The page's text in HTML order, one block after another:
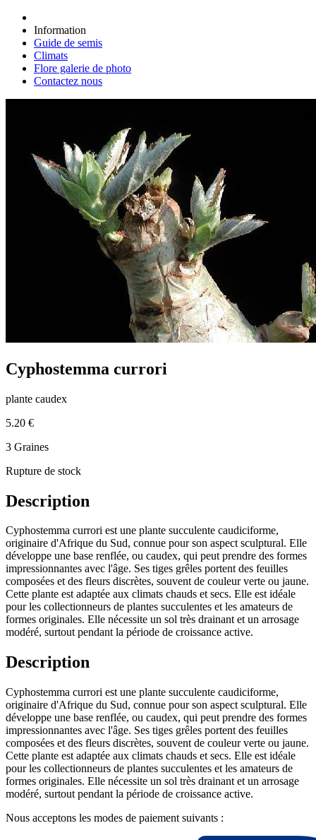
Information
Guide de semis
Climats
Flore galerie de photo
Contactez nous
Cyphostemma currori
plante caudex
5.20 €
3 Graines
Rupture de stock
Description
Cyphostemma currori est une plante succulente caudiciforme,
originaire d'Afrique du Sud, connue pour son aspect sculptural. Elle
développe une base renflée, ou caudex, qui peut prendre des formes
impressionnantes avec l'âge. Ses tiges grêles portent des feuilles
composées et des fleurs discrètes, souvent de couleur verte ou jaune.
Cette plante est adaptée aux climats chauds et secs. Elle est idéale
pour les collectionneurs de plantes succulentes et les amateurs de
formes originales. Elle nécessite un sol très drainant et un arrosage
modéré, surtout pendant la période de croissance active.
Description
Cyphostemma currori est une plante succulente caudiciforme,
originaire d'Afrique du Sud, connue pour son aspect sculptural. Elle
développe une base renflée, ou caudex, qui peut prendre des formes
impressionnantes avec l'âge. Ses tiges grêles portent des feuilles
composées et des fleurs discrètes, souvent de couleur verte ou jaune.
Cette plante est adaptée aux climats chauds et secs. Elle est idéale
pour les collectionneurs de plantes succulentes et les amateurs de
formes originales. Elle nécessite un sol très drainant et un arrosage
modéré, surtout pendant la période de croissance active.
Nous acceptons les modes de paiement suivants :